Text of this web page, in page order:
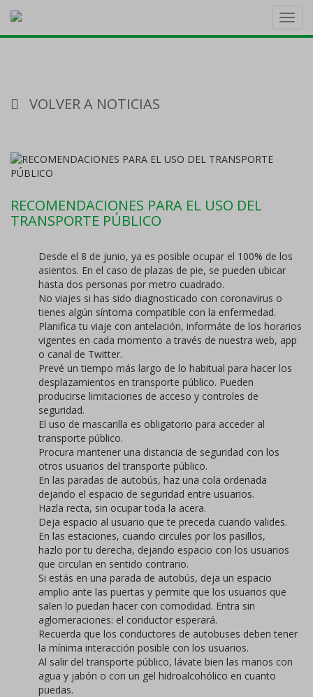
VOLVER A NOTICIAS
RECOMENDACIONES PARA EL USO DEL
TRANSPORTE PÚBLICO
Desde el 8 de junio, ya es posible ocupar el 100% de los
asientos. En el caso de plazas de pie, se pueden ubicar
hasta dos personas por metro cuadrado.
No viajes si has sido diagnosticado con coronavirus o
tienes algún síntoma compatible con la enfermedad.
Planifica tu viaje con antelación, informáte de los horarios
vigentes en cada momento a través de nuestra web, app
o canal de Twitter.
Prevé un tiempo más largo de lo habitual para hacer los
desplazamientos en transporte público. Pueden
producirse limitaciones de acceso y controles de
seguridad.
El uso de mascarilla es obligatorio para acceder al
transporte público.
Procura mantener una distancia de seguridad con los
otros usuarios del transporte público.
En las paradas de autobús, haz una cola ordenada
dejando el espacio de seguridad entre usuarios.
Hazla recta, sin ocupar toda la acera.
Deja espacio al usuario que te preceda cuando valides.
En las estaciones, cuando circules por los pasillos,
hazlo por tu derecha, dejando espacio con los usuarios
que circulan en sentido contrario.
Si estás en una parada de autobús, deja un espacio
amplio ante las puertas y permite que los usuarios que
salen lo puedan hacer con comodidad. Entra sin
aglomeraciones: el conductor esperará.
Recuerda que los conductores de autobuses deben tener
la mínima interacción posible con los usuarios.
Al salir del transporte público, lávate bien las manos con
agua y jabón o con un gel hidroalcohólico en cuanto
puedas.